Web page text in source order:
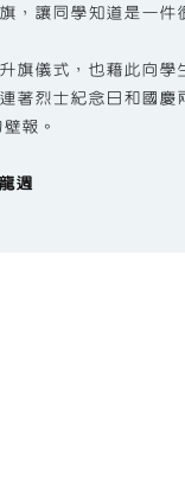
，讓同學知道是一件
旗儀式，也藉此向
著烈士紀念日和國
報。
週